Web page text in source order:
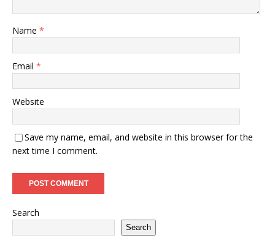
Name *
Email *
Website
Save my name, email, and website in this browser for the
next time I comment.
Search
Search